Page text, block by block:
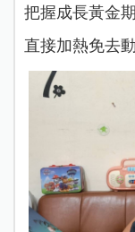
把握成長黃金
直接加熱免去